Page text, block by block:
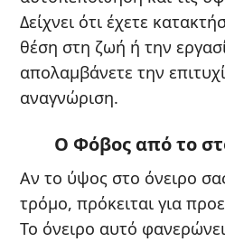
Δείχνει ότι έχετε
θέση στη ζωή ή την
απολαμβάνετε την
αναγνώριση.
Ο Φόβος από το
Αν το ύψος στο όνειρο
τρόμο, πρόκειται για
Το όνειρο αυτό